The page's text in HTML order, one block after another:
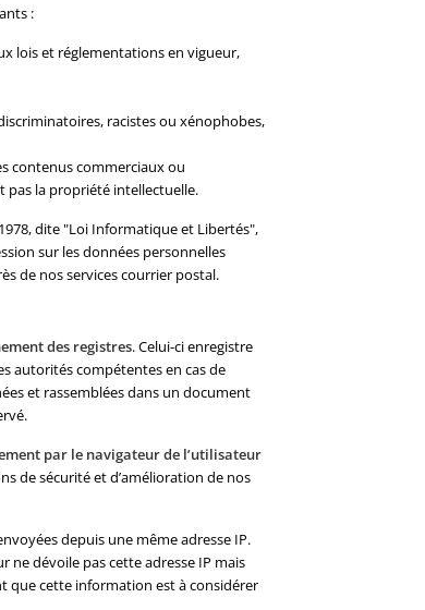
:
lois et réglementations en vigueur,
racistes ou xénophobes,
contenus commerciaux ou
pas la propriété intellectuelle.
dite "Loi Informatique et Libertés",
sur les données personnelles
de nos services courrier postal.
des registres. Celui-ci enregistre
autorités compétentes en cas de
et rassemblées dans un document
par le navigateur de l’utilisateur
de sécurité et d’amélioration de nos
depuis une même adresse IP.
ne dévoile pas cette adresse IP mais
que cette information est à considérer